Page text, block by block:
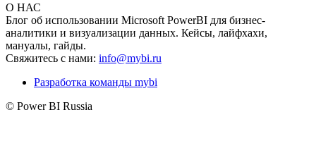
О НАС
Блог об использовании Microsoft PowerBI для бизнес-
аналитики и визуализации данных. Кейсы, лайфхахи,
мануалы, гайды.
Свяжитесь с нами: info@mybi.ru
Разработка команды mybi
© Power BI Russia